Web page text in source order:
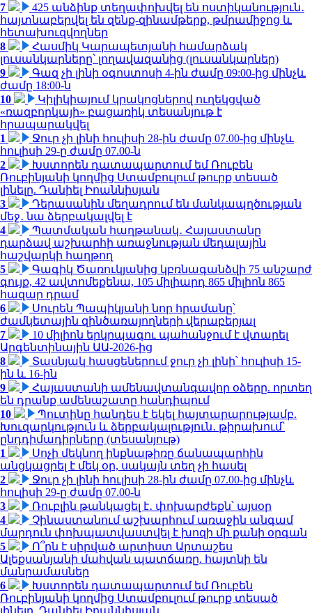
7
425 անձինք տեղափոխվել են ոստիկանություն․
հայտնաբերվել են զենք-զինամթերք, թմրամիջոց և
հետախուզվողներ
8
Հասմիկ Կարապետյանի համարձակ
լուսանկարները՝ լողավազանից (լուսանկարներ)
9
Գազ չի լինի օգոստոսի 4-ին ժամը 09:00-ից մինչև
ժամը 18:00-ն
10
Կիլիկիայում կրակոցներով ուղեկցված
«ռազբորկայի» բացառիկ տեսանյութ է
հրապարակվել
1
Ջուր չի լինի հուլիսի 28-ին ժամը 07.00-ից մինչև
հուլիսի 29-ը ժամը 07.00-ն
2
Խստորեն դատապարտում եմ Ռուբեն
Ռուբինյանի կողմից Ստամբուլում թուրք տեսած
լինելը. Դանիել Իոաննիսյան
3
Դերասանին մեղադրում են մանկապղծության
մեջ․ նա ձերբակալվել է
4
Պատմական հաղթանակ․ Հայաստանը
դարձավ աշխարհի առաջնության մեդալային
հաշվարկի հաղթող
5
Գագիկ Ծառուկյանից կբռնագանձվի 75 անշարժ
գույք, 42 ավտոմեքենա, 105 միլիարդ 865 միլիոն 865
հազար դրամ
6
Սուրեն Պապիկյանի նոր հրամանը՝
ժամկետային զինծառայողների վերաբերյալ
7
10 միլիոն երկրպագու պահանջում է վտարել
Արգենտինային ԱԱ-2026-ից
8
Տասնյակ հասցեներում ջուր չի լինի՝ հուլիսի 15-
ին և 16-ին
9
Հայաստանի ամենավտանգավոր օձերը. որտեղ
են դրանք ամենաշատը հանդիպում
10
Պուտինը հանդես է եկել հայտարարությամբ.
Խուզարկություն և ձերբակալություն․ թիրախում՝
ընդդիմադիրները (տեսանյութ)
1
Սոչի մեկնող ինքնաթիռը ճանապարհին
անցկացրել է մեկ օր, սակայն տեղ չի հասել
2
Ջուր չի լինի հուլիսի 28-ին ժամը 07.00-ից մինչև
հուլիսի 29-ը ժամը 07.00-ն
3
Ռուբլին թանկացել է․ փոխարժեքն՝ այսօր
4
Չինաստանում աշխարհում առաջին անգամ
մարդուն փոխպատվաստվել է խոզի մի քանի օրգան
5
Ո՞րն է սիրված արտիստ Արտաշես
Ալեքսանյանի մահվան պատճառը. հայտնի են
մանրամասներ
6
Խստորեն դատապարտում եմ Ռուբեն
Ռուբինյանի կողմից Ստամբուլում թուրք տեսած
լինելը. Դանիել Իոաննիսյան